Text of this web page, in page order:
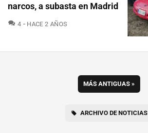
narcos, a subasta en Madrid
4 COMENTARIOS
HACE 2 AÑOS
MÁS ANTIGUAS »
ARCHIVO DE NOTICIAS